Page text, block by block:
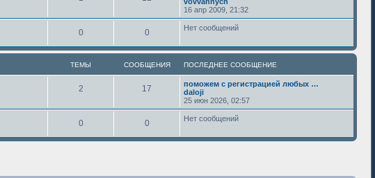
16 апр 2009, 21:32
0 0 Нет сообщений
ТЕМЫ СООБЩЕНИЯ ПОСЛЕДНЕЕ СООБЩЕНИЕ
2 17
поможем с регистрацией любых …
daloji
25 июн 2026, 02:57
0 0 Нет сообщений